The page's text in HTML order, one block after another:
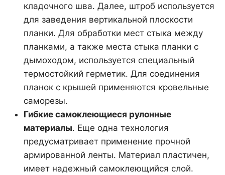
кладочного шва. Далее, штроб используется
для заведения вертикальной плоскости
планки. Для обработки мест стыка между
планками, а также места стыка планки с
дымоходом, используется специальный
термостойкий герметик. Для соединения
планок с крышей применяются кровельные
саморезы.
Гибкие самоклеющиеся рулонные
материалы. Еще одна технология
предусматривает применение прочной
армированной ленты. Материал пластичен,
имеет надежный самоклеющийся слой.